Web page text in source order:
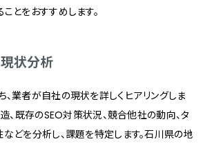
とをおすすめします。
現状分析
業者が自社の現状を詳しくヒアリングしま
、既存のSEO対策状況、競合他社の動向、タ
どを分析し、課題を特定します。石川県の地